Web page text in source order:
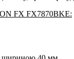
FX FX7870BKE: